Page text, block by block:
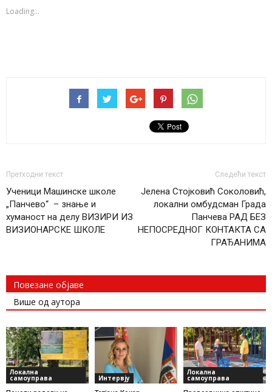
window)
Loading...
Претходни текст
Ученици Машинске школе
„Панчево“ – знање и
хуманост на делу ВИЗИРИ ИЗ
ВИЗИОНАРСКЕ ШКОЛЕ
Следећи текст
Јелена Стојковић Соколовић,
локални омбудсман Града
Панчева РАД БЕЗ
НЕПОСРЕДНОГ КОНТАКТА СА
ГРАЂАНИМА
Повезане објаве
Више од аутора
Локална
самоуправа Интервју
Локална
самоуправа